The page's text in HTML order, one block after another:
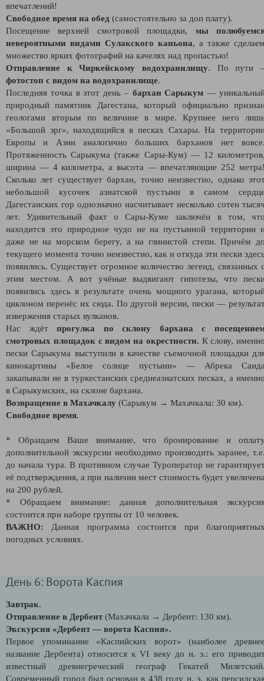
впечатлений!
Свободное время на обед (самостоятельно за доп плату).
Посещение верхней смотровой площадки, мы
невероятными видами Сулакского каньона, а также
множество ярких фотографий на качелях над пропастью!
Отправление к Чиркейскому водохранилищу. По пути
фотостоп с видом на водохранилище.
Последняя точка в этот день – бархан Сарыкум —
природный памятник Дагестана, который официально
геологами вторым по величине в мире. Крупнее него
«Большой эрг», находящийся в песках Сахары. На
Европы и Азии аналогично больших барханов нет
Протяженность Сарыкума (также Сары-Кум) — 12
ширина — 4 километра, а высота — впечатляющие 252
Сколько лет существует бархан, точно неизвестно, однако
небольшой кусочек азиатской пустыни в самом
Дагестанских гор однозначно насчитывает несколько сотен
лет. Удивительный факт о Сары-Куме заключён в том,
находится это природное чудо не на пустынной территории
даже не на морском берегу, а на глинистой степи. Причём
текущего момента точно неизвестно, как и откуда эти пески
появились. Существует огромное количество легенд, связанных
этим местом. А вот учёные выдвигают гипотезы, что
появились здесь в результате очень мощного урагана,
циклоном перенёс их сюда. По другой версии, пески —
извержения старых вулканов.
Нас ждётпрогулка по склону бархана с
смотровых площадок с видом на окрестности. К слову,
пески Сарыкума выступили в качестве съемочной площадки
кинокартины «Белое солнце пустыни» — Абрека
закапывали не в туркестанских среднеазиатских песках, а
в Cарыкумских, на склоне бархана.
Возвращение в Махачкалу (Сарыкум → Махачкала: 30 км).
Свободное время.
* Обращаем Ваше внимание, что бронирование и
дополнительной экскурсии необходимо производить заранее,
до начала тура. В противном случае Туроператор не
её подтверждения, а при наличии мест стоимость будет
на 200 рублей.
* Обращаем внимание: данная дополнительная
состоится при наборе группы от 10 человек.
ВАЖНО: Данная программа состоится при
погодных условиях.
День 6: Ворота Каспия
Завтрак.
Отправление в Дербент(Махачкала → Дербент: 130 км).
Экскурсия «Дербент — ворота Каспия».
Первое упоминание «Каспийских ворот» (наиболее
название Дербента) относится к VI веку до н. э.: его
известный древнегреческий географ Гекатей
Современный город был основан в 438 году н. э. как